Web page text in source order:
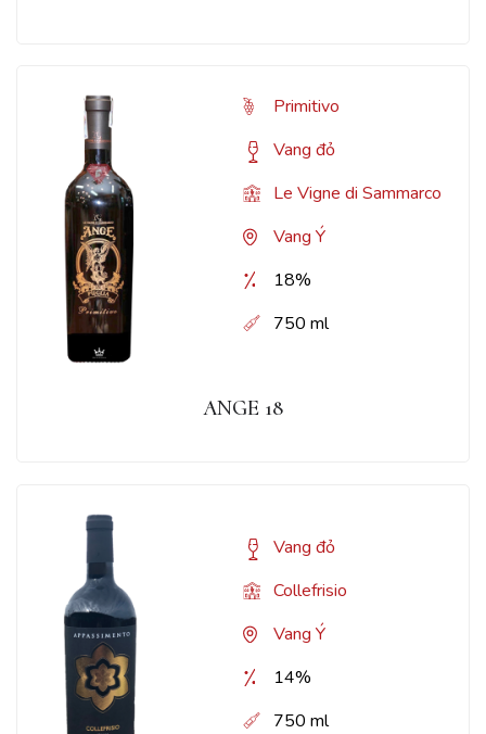
Primitivo
Vang đỏ
Le Vigne di Sammarco
Vang Ý
18%
750 ml
ANGE 18
Vang đỏ
Collefrisio
Vang Ý
14%
750 ml